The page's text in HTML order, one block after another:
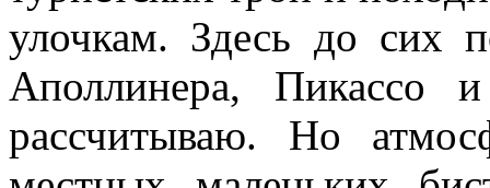
улочкам. Здесь до сих
Аполлинера, Пикассо
рассчитываю. Но